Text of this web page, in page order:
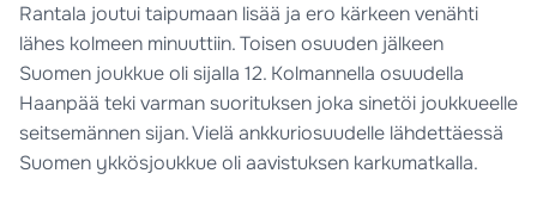
Rantala joutui taipumaan lisää ja ero kärkeen venähti
lähes kolmeen minuuttiin. Toisen osuuden jälkeen
Suomen joukkue oli sijalla 12. Kolmannella osuudella
Haanpää teki varman suorituksen joka sinetöi joukkueelle
seitsemännen sijan. Vielä ankkuriosuudelle lähdettäessä
Suomen ykkösjoukkue oli aavistuksen karkumatkalla.